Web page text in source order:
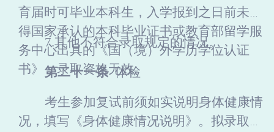
育届时可毕业本科生，入学报到之日前未取
得国家承认的本科毕业证书或教育部留学服
务中心出具的《国（境）外学历学位认证
书》，录取资格无效。
7.其他不符合录取规定的情况。
第二十一条 体检
考生参加复试前须如实说明身体健康情
况，填写《身体健康情况说明》。拟录取考